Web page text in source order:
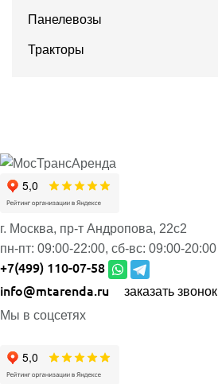
Панелевозы
Тракторы
г. Москва, пр-т Андропова, 22с2
пн-пт: 09:00-22:00, сб-вс: 09:00-20:00
+7(499) 110-07-58
info@mtarenda.ru
заказать звонок
Мы в соцсетях